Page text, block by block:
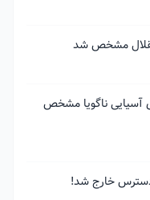
مشخص شد
آسیایی ناگویا مشخص
دسترس خارج شد!